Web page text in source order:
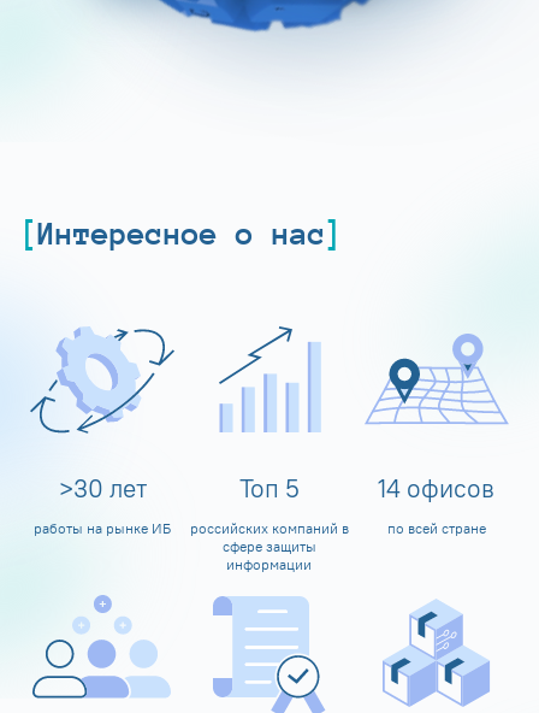
Интересное о нас
>30 лет
работы на рынке ИБ
Топ 5
российских компаний в
сфере защиты
информации
14 офисов
по всей стране